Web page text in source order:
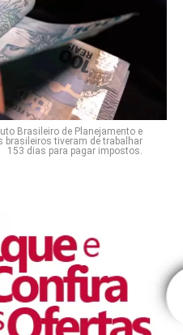
Brasileiro de Planejamento e
brasileiros tiveram de trabalhar
153 dias para pagar impostos.